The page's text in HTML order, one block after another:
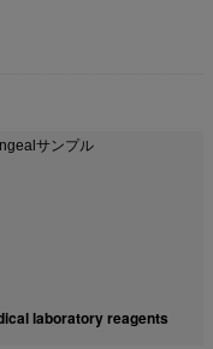
サンプル
laboratory reagents